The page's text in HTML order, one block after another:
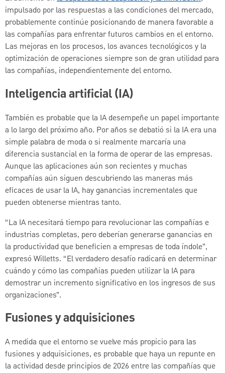
impulsado por las respuestas a las condiciones del mercado,
probablemente continúe posicionando de manera favorable a
las compañías para enfrentar futuros cambios en el entorno.
Las mejoras en los procesos, los avances tecnológicos y la
optimización de operaciones siempre son de gran utilidad para
las compañías, independientemente del entorno.
Inteligencia artificial (IA)
También es probable que la IA desempeñe un papel importante
a lo largo del próximo año. Por años se debatió si la IA era una
simple palabra de moda o si realmente marcaría una
diferencia sustancial en la forma de operar de las empresas.
Aunque las aplicaciones aún son recientes y muchas
compañías aún siguen descubriendo las maneras más
eficaces de usar la IA, hay ganancias incrementales que
pueden obtenerse mientras tanto.
“La IA necesitará tiempo para revolucionar las compañías e
industrias completas, pero deberían generarse ganancias en
la productividad que beneficien a empresas de toda índole”,
expresó Willetts. “El verdadero desafío radicará en determinar
cuándo y cómo las compañías pueden utilizar la IA para
demostrar un incremento significativo en los ingresos de sus
organizaciones”.
Fusiones y adquisiciones
A medida que el entorno se vuelve más propicio para las
fusiones y adquisiciones, es probable que haya un repunte en
la actividad desde principios de 2026 entre las compañías que